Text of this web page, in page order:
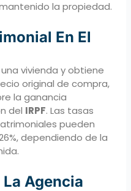
la propiedad.
En El
vivienda y obtiene
original de compra,
la ganancia
del IRPF. Las tasas
pueden
dependiendo de la
Agencia